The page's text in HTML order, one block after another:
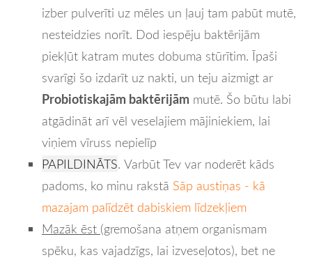
izber pulverīti uz mēles un ļauj tam pabūt mutē,
nesteidzies norīt. Dod iespēju baktērijām
piekļūt katram mutes dobuma stūrītim. Īpaši
svarīgi šo izdarīt uz nakti, un teju aizmigt ar
Probiotiskajām baktērijām mutē. Šo būtu labi
atgādināt arī vēl veselajiem mājiniekiem, lai
viņiem vīruss nepielīp
PAPILDINĀTS. Varbūt Tev var noderēt kāds
padoms, ko minu rakstā Sāp austiņas - kā
mazajam palīdzēt dabiskiem līdzekļiem
Mazāk ēst (gremošana atņem organismam
spēku, kas vajadzīgs, lai izveseļotos), bet ne